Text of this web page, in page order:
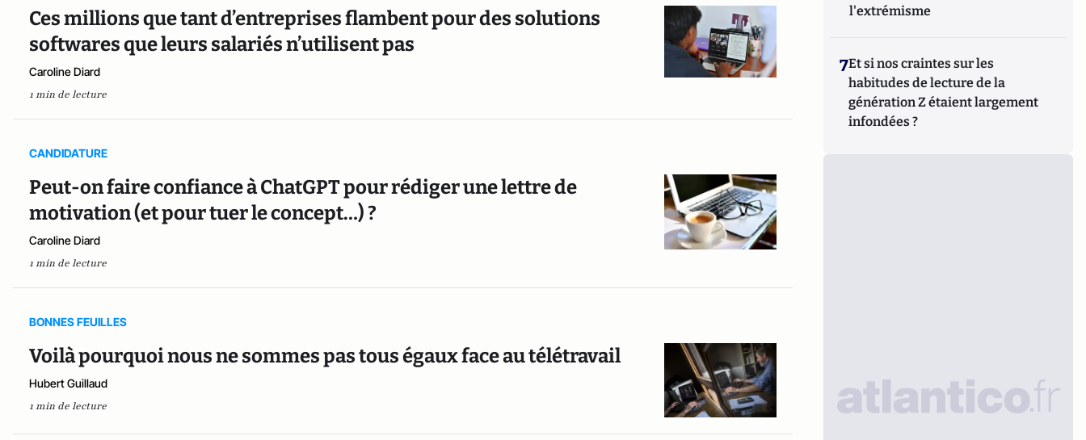
Ces millions que tant d’entreprises flambent pour des solutions
softwares que leurs salariés n’utilisent pas
Caroline Diard
1 min de lecture
CANDIDATURE
Peut-on faire confiance à ChatGPT pour rédiger une lettre de
motivation (et pour tuer le concept…) ?
Caroline Diard
1 min de lecture
BONNES FEUILLES
Voilà pourquoi nous ne sommes pas tous égaux face au télétravail
Hubert Guillaud
1 min de lecture
l'extrémisme
7Et si nos craintes sur les
habitudes de lecture de la
génération Z étaient largement
infondées ?